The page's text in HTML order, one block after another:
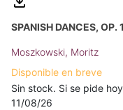
SPANISH DANCES, OP.
Moszkowski, Moritz
Disponible en breve
Sin stock. Si se pide
11/08/26